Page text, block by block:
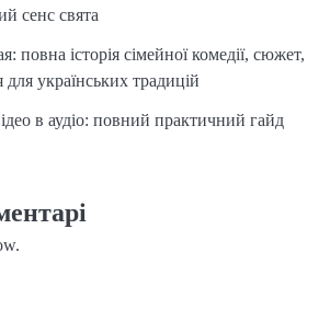
сенс свята
повна історія сімейної комедії, сюжет,
для українських традицій
в аудіо: повний практичний гайд